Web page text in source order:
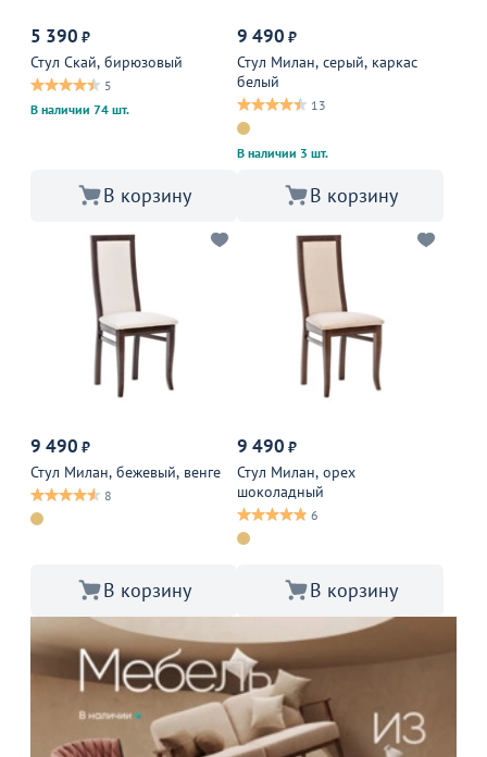
5 390 ₽
Стул Скай, бирюзовый
5
В наличии 74 шт.
В корзину
9 490 ₽
Стул Милан, серый, каркас
белый
13
В наличии 3 шт.
В корзину
9 490 ₽
Стул Милан, бежевый, венге
8
В корзину
9 490 ₽
Стул Милан, орех
шоколадный
6
В корзину